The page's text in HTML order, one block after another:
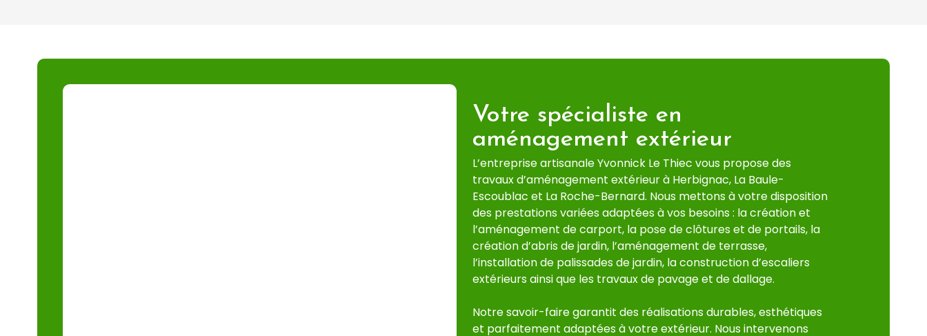
Votre spécialiste en
aménagement extérieur
L’entreprise artisanale Yvonnick Le Thiec vous propose des
travaux d’aménagement extérieur à Herbignac, La Baule-
Escoublac et La Roche-Bernard. Nous mettons à votre disposition
des prestations variées adaptées à vos besoins : la création et
l’aménagement de carport, la pose de clôtures et de portails, la
création d’abris de jardin, l’aménagement de terrasse,
l’installation de palissades de jardin, la construction d’escaliers
extérieurs ainsi que les travaux de pavage et de dallage.
Notre savoir-faire garantit des réalisations durables, esthétiques
et parfaitement adaptées à votre extérieur. Nous intervenons